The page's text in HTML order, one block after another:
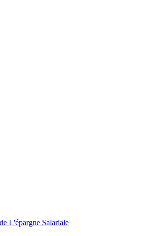
L'épargne Salariale